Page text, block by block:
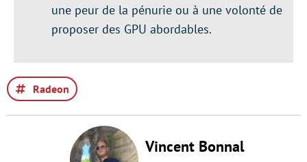
une peur de la pénurie ou à une volonté de
proposer des GPU abordables.
Radeon
Vincent Bonnal